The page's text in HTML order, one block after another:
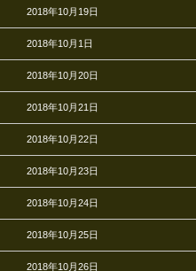
2018年10月19日
2018年10月1日
2018年10月20日
2018年10月21日
2018年10月22日
2018年10月23日
2018年10月24日
2018年10月25日
2018年10月26日